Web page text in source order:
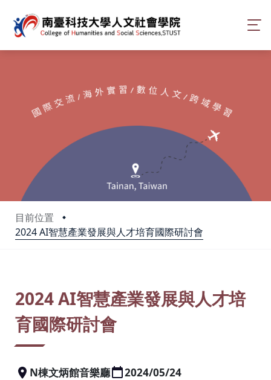
目前位置
2024 AI智慧產業發展與人才培育國際研討會
2024 AI智慧產業發展與人才培
育國際研討會
N棟文炳館音樂廳
2024/05/24